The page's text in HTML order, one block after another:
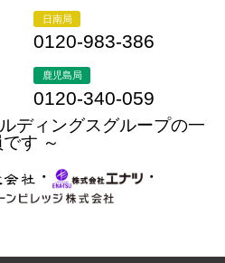
日南局
0120-983-386
鹿児島局
0120-340-059
ディングスグループの一
です ～
・
・